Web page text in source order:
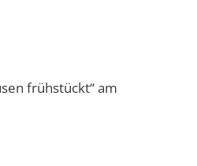
frühstückt“ am